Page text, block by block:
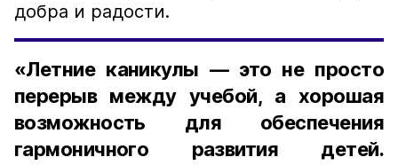
добра и радости.
«Летние каникулы — это не просто
перерыв между учебой, а хорошая
возможность для обеспечения
гармоничного развития детей.